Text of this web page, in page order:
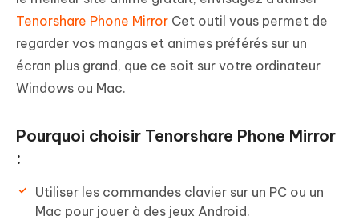
Tenorshare Phone Mirror Cet outil vous permet de
regarder vos mangas et animes préférés sur un
écran plus grand, que ce soit sur votre ordinateur
Windows ou Mac.
Pourquoi choisir Tenorshare Phone Mirror
:
Utiliser les commandes clavier sur un PC ou un
Mac pour jouer à des jeux Android.